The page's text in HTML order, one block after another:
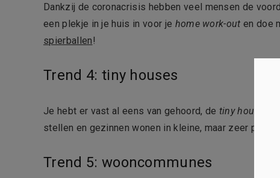
Dankzij de coronacrisis hebben veel mensen de
een plekje in je huis in voor je home work-out en doe
spierballen!
Trend 4: tiny houses
Je hebt er vast al eens van gehoord, de tiny house
.
stellen en gezinnen wonen in kleine, maar zeer
Trend 5: wooncommunes